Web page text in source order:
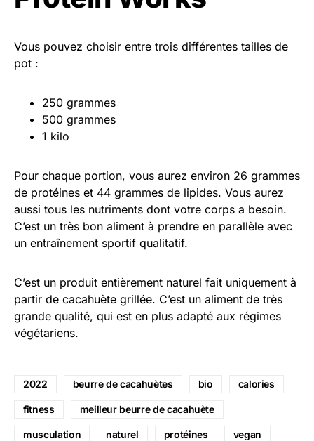
Vous pouvez choisir entre trois différentes tailles de
pot :
250 grammes
500 grammes
1 kilo
Pour chaque portion, vous aurez environ 26 grammes
de protéines et 44 grammes de lipides. Vous aurez
aussi tous les nutriments dont votre corps a besoin.
C’est un très bon aliment à prendre en parallèle avec
un entraînement sportif qualitatif.
C’est un produit entièrement naturel fait uniquement à
partir de cacahuète grillée. C’est un aliment de très
grande qualité, qui est en plus adapté aux régimes
végétariens.
2022 beurre de cacahuètes bio calories
fitness meilleur beurre de cacahuète
musculation naturel protéines vegan